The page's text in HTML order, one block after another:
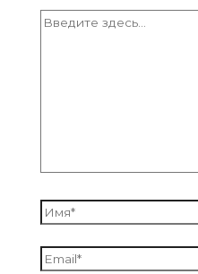
Введите
Имя*
Email*